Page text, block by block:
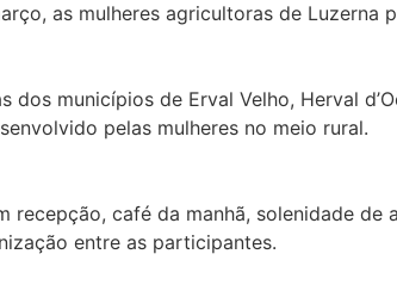
as mulheres agricultoras de
dos municípios de Erval Velho, Herval
pelas mulheres no meio rural.
recepção, café da manhã, solenidade
entre as participantes.